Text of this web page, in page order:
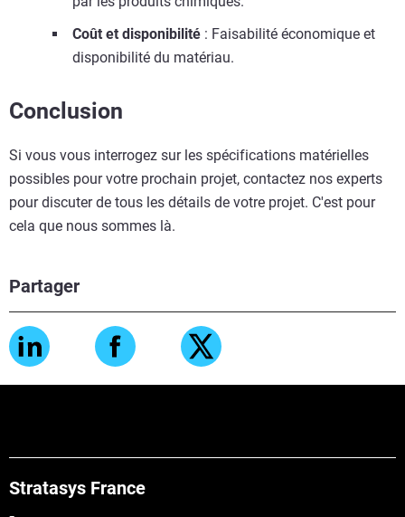
Partager
Coût et disponibilité : Faisabilité économique et
disponibilité du matériau.
Conclusion
Si vous vous interrogez sur les spécifications matérielles
possibles pour votre prochain projet, contactez nos experts
pour discuter de tous les détails de votre projet. C'est pour
cela que nous sommes là.
Stratasys France